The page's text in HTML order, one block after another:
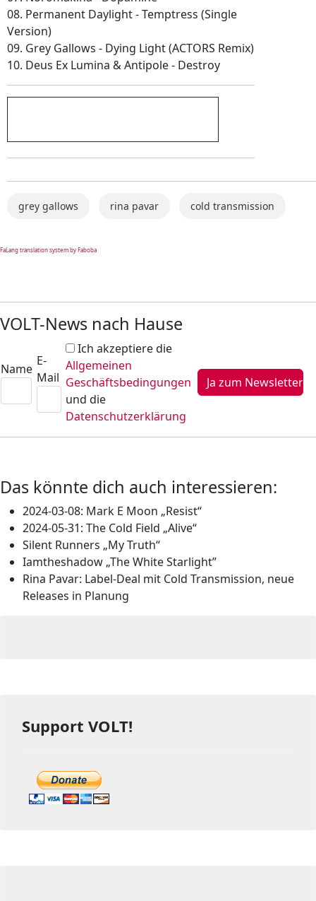
08. Permanent Daylight - Temptress (Single
Version)
09. Grey Gallows - Dying Light (ACTORS Remix)
10. Deus Ex Lumina & Antipole - Destroy
grey gallows rina pavar cold transmission
FaLang translation system by Faboba
VOLT-News nach Hause
Name
E-
Mail
Ich akzeptiere die
Allgemeinen
Geschäftsbedingungen
und die
Datenschutzerklärung
Das könnte dich auch interessieren:
2024-03-08: Mark E Moon „Resist“
2024-05-31: The Cold Field „Alive“
Silent Runners „My Truth“
Iamtheshadow „The White Starlight”
Rina Pavar: Label-Deal mit Cold Transmission, neue
Releases in Planung
Support VOLT!